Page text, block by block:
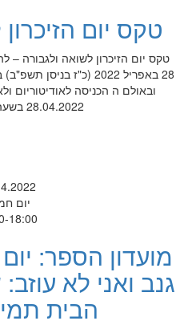
טקס יום
טקס יום הזיכרון לשואה ולגבורה
ובאולם ה הכניסה לאודיטוריום
28.04.2022 בשעה 11:00-09:45
יום
18:00
מועדון הספר:
גנב ואני לא
הבית